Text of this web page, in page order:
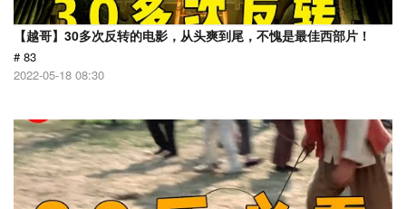
【越哥】30多次反转的电影，从头爽到尾，不愧是最佳西部片！
# 83
2022-05-18 08:30